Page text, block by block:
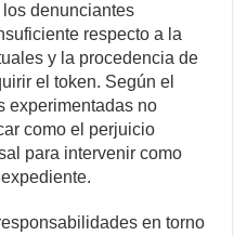
denunciantes
respecto a la
y la procedencia de
el token. Según el
experimentadas no
como el perjuicio
para intervenir como
en torno